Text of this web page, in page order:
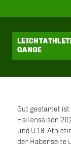
GANGE
Gut gestartet
Hallensaison
und U18-
der Habenseite